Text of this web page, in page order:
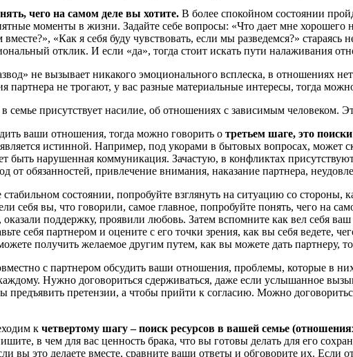
чего на самом деле вы хотите. В более спокойном состоянии
моменты в жизни. Задайте себе вопросы: «Что дает мне хорошего
«Как я себя буду чувствовать, если мы разведемся?»
отклик. И если «да», тогда стоит искать пути налаживания
не вызывает никакого эмоционального всплеска, в отношениях
партнера не трогают, у вас разные материальные интересы, тогда
семье присутствует насилие, об отношениях с зависимым человеком.
ваши отношения, тогда можно говорить о третьем шаге, это
истинной. Например, под укорами в бытовых вопросах,
быть нарушенная коммуникация. Зачастую, в конфликтах
от обязанностей, привлечение внимания, наказание партнера,
состоянии, попробуйте взглянуть на ситуацию со
себя вы, что говорили, самое главное, попробуйте понять, чего на
поддержку, проявили любовь. Затем вспомните как вел себя
себя партнером и оцените с его точки зрения, как вы себя
получить желаемое другим путем, как вы можете дать партнеру, то
с партнером обсудить ваши отношения, проблемы, которые в
Нужно договориться сдерживаться, даже если услышанное
предъявить претензии, а чтобы прийти к согласию. Можно
к четвертому шагу – поиск ресурсов в вашей семье
в чем для вас ценность брака, что вы готовы делать для его
вы это делаете вместе, сравните ваши ответы и обговорите их.